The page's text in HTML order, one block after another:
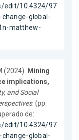
edit/10.4324/97
global-
matthew-
Mining
implications,
and Social
. (pp.
de:
edit/10.4324/97
global-